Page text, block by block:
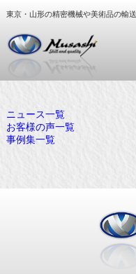
東京・山形の精密機械や美術品の輸
大型精
ニュース一覧
お客様の声一覧
事例集一覧